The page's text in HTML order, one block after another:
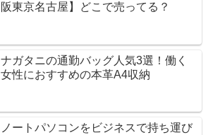
阪東京名古屋】どこで売ってる？
ナガタニの通勤バッグ人気3選！働く
女性におすすめの本革A4収納
ノートパソコンをビジネスで持ち運び